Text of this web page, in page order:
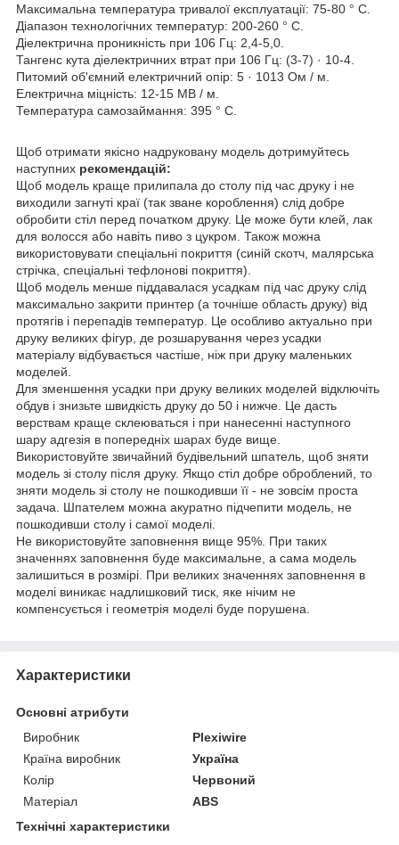
Максимальна температура тривалої експлуатації: 75-80 ° С.
Діапазон технологічних температур: 200-260 ° С.
Діелектрична проникність при 106 Гц: 2,4-5,0.
Тангенс кута діелектричних втрат при 106 Гц: (3-7) · 10-4.
Питомий об'ємний електричний опір: 5 · 1013 Ом / м.
Електрична міцність: 12-15 МВ / м.
Температура самозаймання: 395 ° С.
Щоб отримати якісно надруковану модель дотримуйтесь
наступних рекомендацій:
Щоб модель краще прилипала до столу під час друку і не
виходили загнуті краї (так зване короблення) слід добре
обробити стіл перед початком друку. Це може бути клей, лак
для волосся або навіть пиво з цукром. Також можна
використовувати спеціальні покриття (синій скотч, малярська
стрічка, спеціальні тефлонові покриття).
Щоб модель менше піддавалася усадкам під час друку слід
максимально закрити принтер (а точніше область друку) від
протягів і перепадів температур. Це особливо актуально при
друку великих фігур, де розшарування через усадки
матеріалу відбувається частіше, ніж при друку маленьких
моделей.
Для зменшення усадки при друку великих моделей відключіть
обдув і знизьте швидкість друку до 50 і нижче. Це дасть
верствам краще склеюваться і при нанесенні наступного
шару адгезія в попередніх шарах буде вище.
Використовуйте звичайний будівельний шпатель, щоб зняти
модель зі столу після друку. Якщо стіл добре оброблений, то
зняти модель зі столу не пошкодивши її - не зовсім проста
задача. Шпателем можна акуратно підчепити модель, не
пошкодивши столу і самої моделі.
Не використовуйте заповнення вище 95%. При таких
значеннях заповнення буде максимальне, а сама модель
залишиться в розмірі. При великих значеннях заповнення в
моделі виникає надлишковий тиск, яке нічим не
компенсується і геометрія моделі буде порушена.
Характеристики
Основні атрибути
Виробник
Plexiwire
Країна виробник
Україна
Колір
Червоний
Матеріал
ABS
Технічні характеристики